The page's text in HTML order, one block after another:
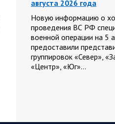
августа 2026 года
Новую информацию о
проведения ВС РФ
военной операции на 5
предоставили
группировок «Север»,
«Центр», «Юг»…
Сводка военных